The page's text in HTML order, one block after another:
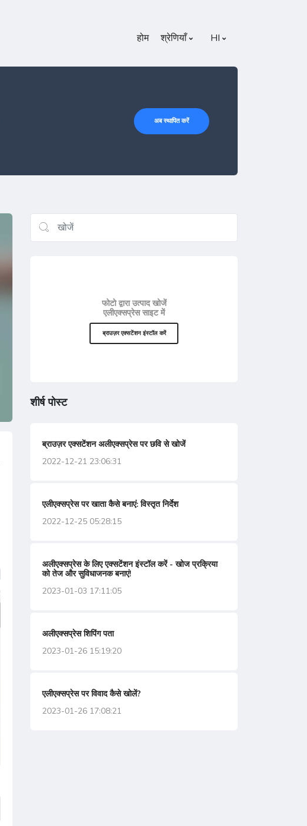
होम श्रेणियाँ HI
अब स्थापित करें
फोटो द्वारा उत्पाद खोजें
एलीएक्सप्रेस साइट में
ब्राउज़र एक्सटेंशन इंस्टॉल करें
शीर्ष पोस्ट
ब्राउज़र एक्सटेंशन अलीएक्सप्रेस पर छवि से खोजें
2022-12-21 23:06:31
एलीएक्सप्रेस पर खाता कैसे बनाएं: विस्तृत निर्देश
2022-12-25 05:28:15
अलीएक्सप्रेस के लिए एक्सटेंशन इंस्टॉल करें - खोज प्रक्रिया
को तेज और सुविधाजनक बनाएं!
2023-01-03 17:11:05
अलीएक्सप्रेस शिपिंग पता
2023-01-26 15:19:20
एलीएक्सप्रेस पर विवाद कैसे खोलें?
2023-01-26 17:08:21